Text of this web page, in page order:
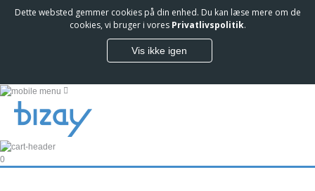
Dette websted gemmer cookies på din enhed. Du kan læse mere om de
cookies, vi bruger i vores Privatlivspolitik.
Vis ikke igen
0